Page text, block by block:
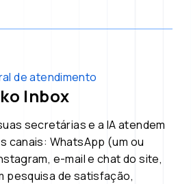
Inbox
de atendimento
secretárias e a IA atendem
canais: WhatsApp (um ou
e-mail e chat do site,
pesquisa de satisfação,